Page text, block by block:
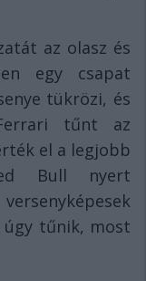
az olasz és
egy csapat
tükrözi, és
tűnt az
el a legjobb
Bull nyert
úgy tűnik, most